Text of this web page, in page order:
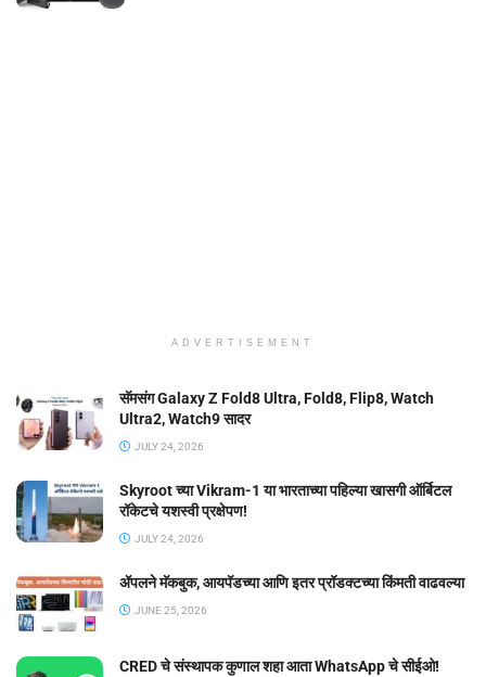
ADVERTISEMENT
सॅमसंग Galaxy Z Fold8 Ultra, Fold8, Flip8, Watch
Ultra2, Watch9 सादर
JULY 24, 2026
Skyroot च्या Vikram-1 या भारताच्या पहिल्या खासगी ऑर्बिटल
रॉकेटचे यशस्वी प्रक्षेपण!
JULY 24, 2026
ॲपलने मॅकबुक, आयपॅडच्या आणि इतर प्रॉडक्टच्या किंमती वाढवल्या
JUNE 25, 2026
CRED चे संस्थापक कुणाल शहा आता WhatsApp चे सीईओ!